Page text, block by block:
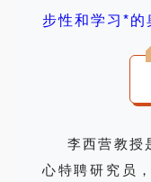
步性和学习*的
李西营教授
心特聘研究员